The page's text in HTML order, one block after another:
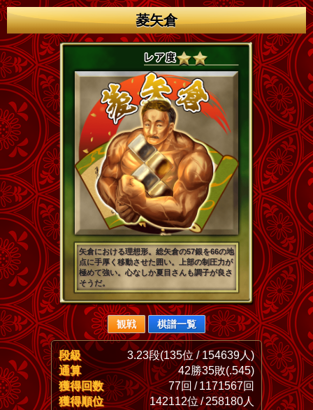
菱矢倉
矢倉における理想形。総矢倉の57銀を66の地
点に手厚く移動させた囲い。上部の制圧力が
極めて強い。心なしか夏目さんも調子が良さ
そうだ。
観戦 棋譜一覧
段級
3.23段(135位 / 154639人)
通算
42勝35敗(.545)
獲得回数
77回 / 1171567回
獲得順位
142112位 / 258180人